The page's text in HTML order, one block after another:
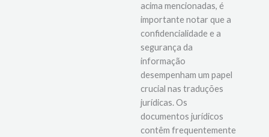
acima mencionadas, é
importante notar que a
confidencialidade e a
segurança da
informação
desempenham um papel
crucial nas traduções
jurídicas. Os
documentos jurídicos
contêm frequentemente